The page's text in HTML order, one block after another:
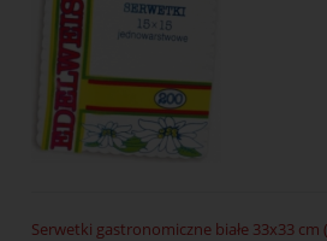
Serwetki gastronomiczne białe 33x33 cm